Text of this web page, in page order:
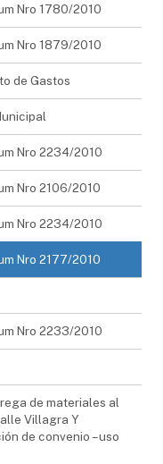
Nro 1780/2010
Nro 1879/2010
de Gastos
Nro 2234/2010
Nro 2106/2010
Nro 2234/2010
Nro 2177/2010
Nro 2233/2010
de materiales al
Villagra Y
de convenio – uso